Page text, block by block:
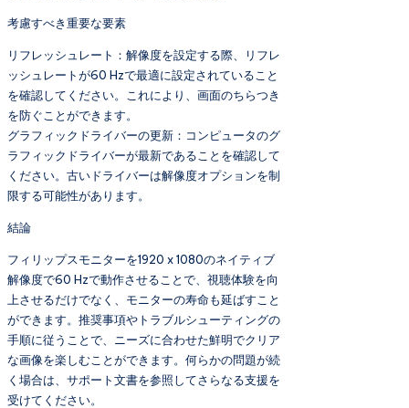
考慮すべき重要な要素
リフレッシュレート：解像度を設定する際、リフレ
ッシュレートが60 Hzで最適に設定されていること
を確認してください。これにより、画面のちらつき
を防ぐことができます。
グラフィックドライバーの更新：コンピュータのグ
ラフィックドライバーが最新であることを確認して
ください。古いドライバーは解像度オプションを制
限する可能性があります。
結論
フィリップスモニターを1920 x 1080のネイティブ
解像度で60 Hzで動作させることで、視聴体験を向
上させるだけでなく、モニターの寿命も延ばすこと
ができます。推奨事項やトラブルシューティングの
手順に従うことで、ニーズに合わせた鮮明でクリア
な画像を楽しむことができます。何らかの問題が続
く場合は、サポート文書を参照してさらなる支援を
受けてください。